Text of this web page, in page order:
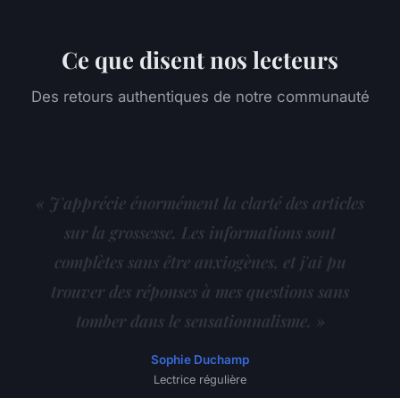
Ce que disent nos lecteurs
Des retours authentiques de notre communauté
« J'apprécie énormément la clarté des articles
sur la grossesse. Les informations sont
complètes sans être anxiogènes, et j'ai pu
trouver des réponses à mes questions sans
tomber dans le sensationnalisme. »
Sophie Duchamp
Lectrice régulière